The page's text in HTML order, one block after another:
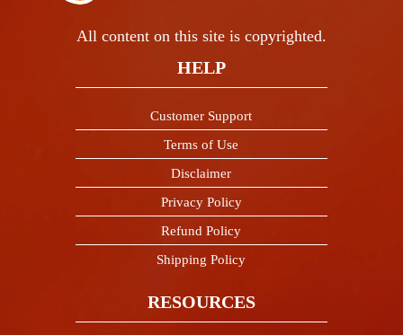
All content on this site is copyrighted.
HELP
Customer Support
Terms of Use
Disclaimer
Privacy Policy
Refund Policy
Shipping Policy
RESOURCES